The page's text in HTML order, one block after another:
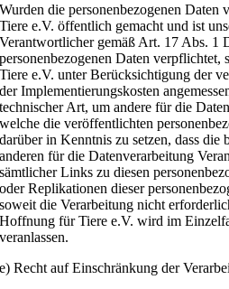
Wurden die personenbezogenen
Tiere e.V. öffentlich gemacht und ist
Verantwortlicher gemäß Art. 17 Abs. 1
personenbezogenen Daten
Tiere e.V. unter Berücksichtigung der
der Implementierungskosten
technischer Art, um andere für die
welche die veröffentlichten
darüber in Kenntnis zu setzen, dass die
anderen für die Datenverarbeitung
sämtlicher Links zu diesen
oder Replikationen dieser
soweit die Verarbeitung nicht
Hoffnung für Tiere e.V. wird im
veranlassen.
e) Recht auf Einschränkung der